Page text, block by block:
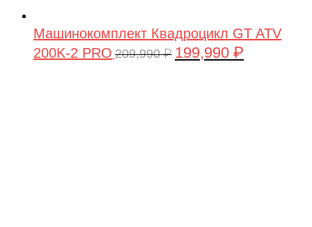
Машинокомплект Квадроцикл GT ATV
200K-2 PRO 209,990₽ Первоначальная
199,990 ₽